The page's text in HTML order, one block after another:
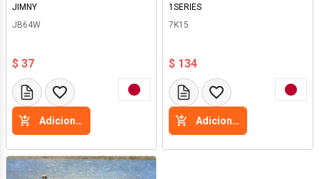
JIMNY
JB64W
$ 37
Adicione a cesta
1SERIES
7K15
$ 134
Adicione a cesta